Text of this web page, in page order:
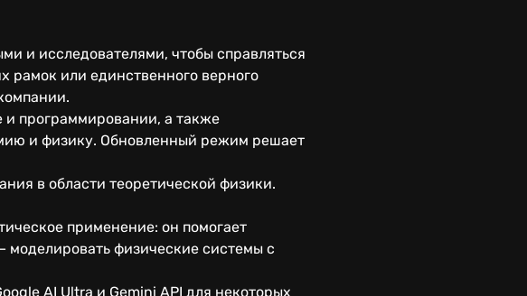
и исследователями, чтобы справляться
рамок или единственного верного
и программировании, а также
и физику. Обновленный режим решает
в области теоретической физики.
применение: он помогает
физические системы с
AI Ultra и Gemini API для некоторых